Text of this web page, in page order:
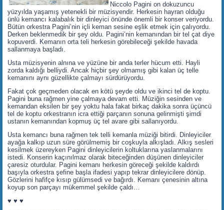
Niccolo Pagini on dokuzuncu
yüzyılda yaşamış yetenekli bir müzisyendir. Herkesin hayran olduğu
ünlü kemancı kalabalık bir dinleyici önünde önemli bir konser veriyordu.
Bütün orkestra Pagini’nin içli keman sesine eşlik etmek için çalıyordu.
Derken beklenmedik bir şey oldu. Pagini’nin kemanından bir tel çat diye
kopuverdi. Kemanın orta teli herkesin görebileceği şekilde havada
sallanmaya başladı.
Usta müzisyenin alnına ve yüzüne bir anda terler hücum etti. Hayli
zorda kaldığı belliydi. Ancak hiçbir şey olmamış gibi kalan üç telle
kemanını aynı güzellikte çalmayı sürdürüyordu.
Fakat çok geçmeden olacak en kötü şeyde oldu ve ikinci tel de koptu.
Pagini buna rağmen yine çalmaya devam etti. Müziğin sesinden ve
kemandan eksilen bir şey yoktu hala fakat birkaç dakika sonra üçüncü
tel de koptu orkestranın icra ettiği parçanın sonuna gelinmişti şimdi
ustanın kemanından kopmuş üç tel avare gibi sallanıyordu.
Usta kemancı buna rağmen tek telli kemanla müziği bitirdi. Dinleyiciler
ayağa kalkıp uzun süre görülmemiş bir coşkuyla alkışladı. Alkış sesleri
kesilmek üzereyken Pagini dinleyicilerin koltuklarına yaslanmalarını
istedi. Konserin kaçınılmaz olarak biteceğinden düşünen dinleyiciler
çaresiz oturdular. Pagini kemanı herkesin göreceği şekilde kaldırdı
başıyla orkestra şefine başla ifadesi yapıp tekrar dinleyicilere dönüp.
Gözlerini hafifçe kısıp gülümsedi ve bağırdı. Kemanı çenesinin altına
koyup son parçayı mükemmel şekilde çaldı…
♥ ♥ ♥